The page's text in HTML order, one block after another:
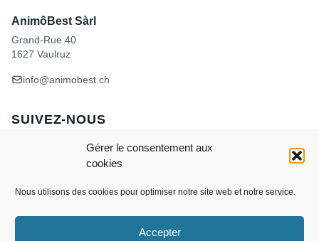
Gérer le consentement aux
cookies
Nous utilisons des cookies pour optimiser notre site web et notre service.
Accepter
AnimôBest Sàrl
Grand-Rue 40
1627 Vaulruz
info@animobest.ch
SUIVEZ-NOUS